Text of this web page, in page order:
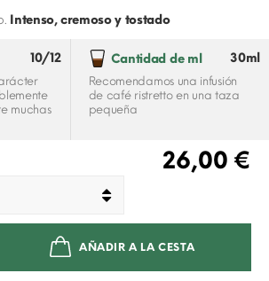
Intenso, cremoso y tostado
10/12
muchas
Cantidad de ml 30ml
Recomendamos una infusión
de café ristretto en una taza
pequeña
26,00 €
AÑADIR A LA CESTA